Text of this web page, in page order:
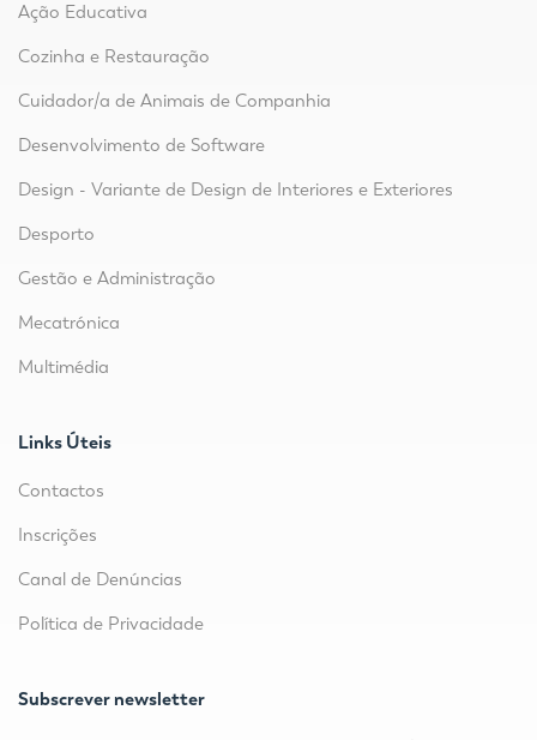
Ação Educativa
Cozinha e Restauração
Cuidador/a de Animais de Companhia
Desenvolvimento de Software
Design - Variante de Design de Interiores e Exteriores
Desporto
Gestão e Administração
Mecatrónica
Multimédia
Links Úteis
Contactos
Inscrições
Canal de Denúncias
Política de Privacidade
Subscrever newsletter